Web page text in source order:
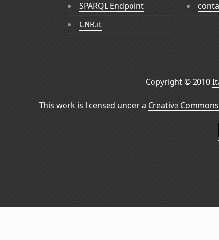
SPARQL Endpoint
CNR.it
Copyright © 2010
This work is licensed under a Creative